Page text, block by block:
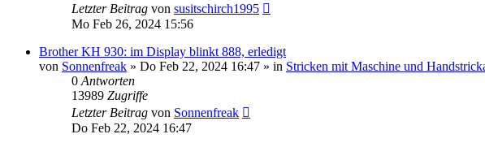
Letzter Beitrag von susitschirch1995
Mo Feb 26, 2024 15:56
Brother KH 930: im Display blinkt 888, erledigt
von Sonnenfreak » Do Feb 22, 2024 16:47 » in Stricken mit Maschine und
0 Antworten
13989 Zugriffe
Letzter Beitrag von Sonnenfreak
Do Feb 22, 2024 16:47